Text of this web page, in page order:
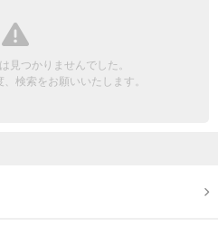
団体様歓迎
見つかりませんでした。
検索をお願いいたします。